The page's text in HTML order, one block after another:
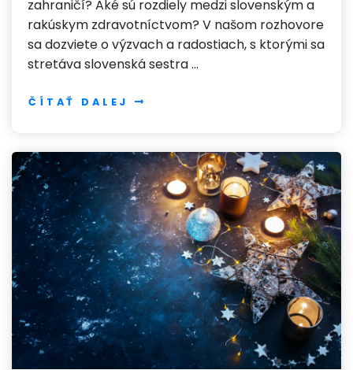
zahraničí? Aké sú rozdiely medzi slovenským a
rakúskym zdravotníctvom? V našom rozhovore
sa dozviete o výzvach a radostiach, s ktorými sa
stretáva slovenská sestra …
ČÍTAŤ DALEJ